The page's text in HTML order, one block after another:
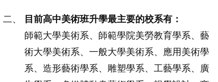
目前高中美術班升學最主要的校系有：
師範大學美術系、師範學院美勞教育學系、藝
術大學美術系、一般大學美術系、應用美術學
系、造形藝術學系、雕塑學系、工藝學系、廣